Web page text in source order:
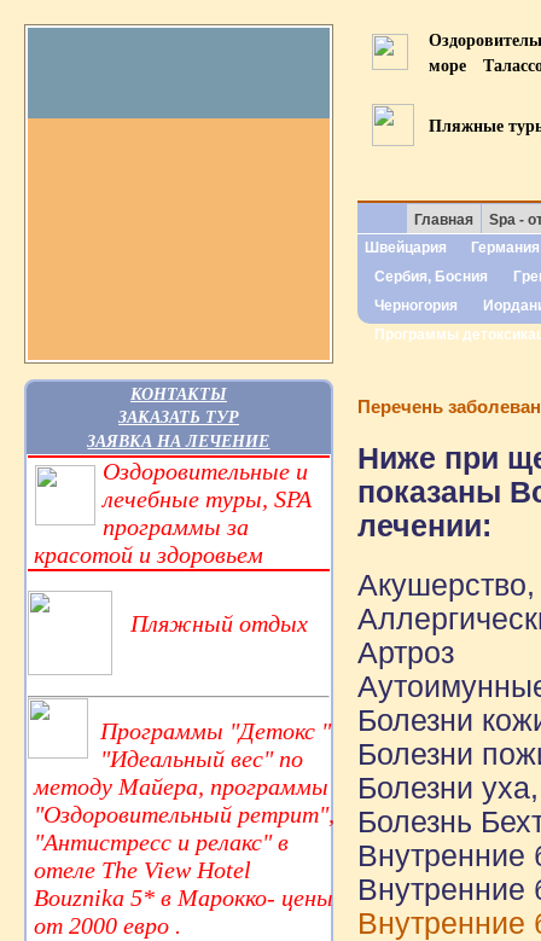
КОНТАКТЫ
ЗАКАЗАТЬ ТУР
ЗАЯВКА НА ЛЕЧЕНИЕ
Оздоровительные и
лечебные туры, SPA
программы за
красотой и здоровьем
Пляжный отдых
Программы "Детокс "
"Идеальный вес" по
методу Майера, программы
"Оздоровительный ретрит",
"Антистресс и релакс" в
отеле The View Hotel
Bouznika 5* в Марокко- цены
от 2000 евро .
море
Пляжные
Главная
Spa -
Швейцария
Германия
Сербия, Босния
Черногория
Программы
Перечень
Ниже при
показаны
лечении:
Артроз
Болезни
Болезни
Болезни
Болезнь
Внутренние
Внутренние
Внутренние